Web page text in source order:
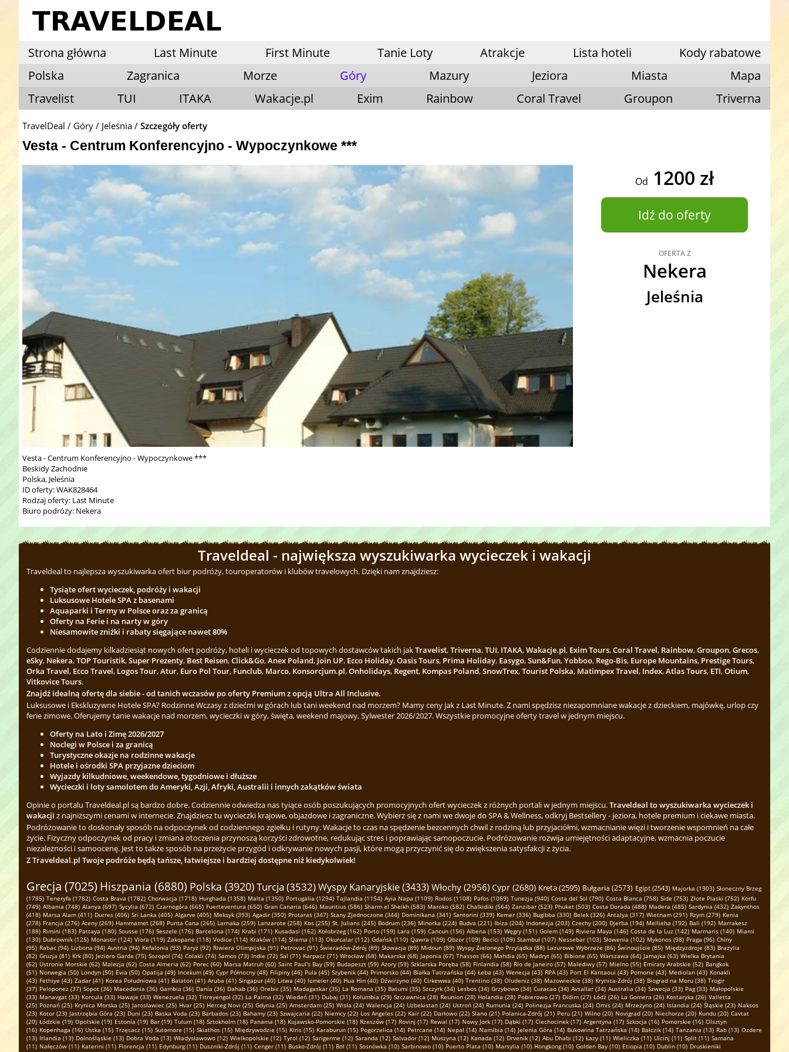
Strona główna Last Minute First Minute Tanie Loty Atrakcje Lista hoteli
Kody rabatowe
Polska
Zagranica Morze Góry Mazury Jeziora Miasta
Mapa
Travelist
TUI ITAKA Wakacje.pl Exim Rainbow Coral Travel Groupon Triverna
TravelDeal Góry Jeleśnia Szczegóły oferty
Vesta - Centrum Konferencyjno - Wypoczynkowe ***
Od 1200 zł
Idź do oferty
OFERTA Z
Nekera
Jeleśnia
Vesta - Centrum Konferencyjno - Wypoczynkowe ***
Beskidy Zachodnie
Polska, Jeleśnia
ID oferty: WAK828464
Rodzaj oferty: Last Minute
Biuro podróży: Nekera
Traveldeal - największa wyszukiwarka wycieczek i wakacji
Traveldeal to najlepsza wyszukiwarka ofert biur podróży, touroperatorów i klubów travelowych. Dzięki nam znajdziesz:
Tysiąte ofert wycieczek, podróży i wakacji
Luksusowe Hotele SPA z basenami
Aquaparki i Termy w Polsce oraz za granicą
Oferty na Ferie i na narty w góry
Niesamowite zniżki i rabaty sięgające nawet 80%
Codziennie dodajemy kilkadziesiąt nowych ofert podróży, hoteli i wycieczek od topowych dostawców takich jakTravelist,Triverna,TUI, ITAKA,Wakacje.pl, Exim Tours,Coral Travel, Rainbow,Groupon,Grecos,
eSky, Nekera,TOP Touristik,Super Prezenty, Best Reisen,Click&Go,Anex Poland, Join UP, Ecco Holiday,Oasis Tours, Prima Holiday, Easygo,Sun&Fun,Yobboo, Rego-Bis, Europe Mountains, Prestige Tours,
Orka Travel, Ecco Travel, Logos Tour,Atur, Euro Pol Tour, Funclub, Marco, Konsorcjum.pl,Onholidays, Regent, Kompas Poland,SnowTrex,Tourist Polska, Matimpex Travel, Index,Atlas Tours, ETI,Otium,
Vitkovice Tours.
Znajdź idealną ofertę dla siebie - od tanich wczasów po oferty Premium z opcją Ultra All Inclusive.
Luksusowe i Ekskluzywne Hotele SPA? Rodzinne Wczasy z dziećmi w górach lub tani weekend nad morzem? Mamy ceny jak z Last Minute. Z nami spędzisz niezapomniane wakacje z dzieckiem, majówkę, urlop czy
ferie zimowe. Oferujemy tanie wakacje nad morzem, wycieczki w góry, święta, weekend majowy, Sylwester 2026/2027. Wszystkie promocyjne oferty travel w jednym miejscu.
Oferty na Lato i Zimę 2026/2027
Noclegi w Polsce i za granicą
Turystyczne okazje na rodzinne wakacje
Hotele i ośrodki SPA przyjazne dzieciom
Wyjazdy kilkudniowe, weekendowe, tygodniowe i dłuższe
Wycieczki i loty samolotem do Ameryki, Azji, Afryki, Australii i innych zakątków świata
Opinie o portalu Traveldeal.pl są bardzo dobre. Codziennie odwiedza nas tyiące osób poszukujących promocyjnych ofert wycieczek z różnych portali w jednym miejscu.Traveldeal to wyszukiwarka wycieczek i
wakacji z najniższymi cenami w internecie. Znajdziesz tu wycieczki krajowe, objazdowe i zagraniczne. Wybierz się z nami we dwoje do SPA & Wellness, odkryj Bestsellery - jeziora, hotele premium i ciekawe miasta.
Podróżowanie to doskonały sposób na odpoczynek od codziennego zgiełku i rutyny. Wakacje to czas na spędzenie bezcennych chwil z rodziną lub przyjaciółmi, wzmacnianie więzi i tworzenie wspomnień na całe
życie. Fizyczny odpoczynek od pracy i zmiana otoczenia przynoszą korzyści zdrowotne, redukując stres i poprawiając samopoczucie. Podróżowanie rozwija umiejętności adaptacyjne, wzmacnia poczucie
niezależności i samoocenę. Jest to także sposób na przeżycie przygód i odkrywanie nowych pasji, które mogą przyczynić się do zwiększenia satysfakcji z życia.
Z Traveldeal.pl Twoje podróże będą tańsze, łatwiejsze i bardziej dostępne niż kiedykolwiek!
Grecja (7025) Hiszpania (6880) Polska (3920)Turcja (3532)Wyspy Kanaryjskie (3433) Włochy (2956) Cypr (2680) Kreta (2595) Bułgaria (2573) Egipt (2543) Majorka (1903) Słoneczny Brzeg
(1785) Teneryfa (1782) Costa Brava (1782) Chorwacja (1718) Hurghada (1358) Malta (1350) Portugalia (1294) Tajlandia (1154) Ayia Napa (1109) Rodos (1108) Pafos (1069) Tunezja (940) Costa del Sol (790) Costa Blanca (758) Side (753) Złote Piaski (752) Korfu
(749) Albania (748) Alanya (697) Sycylia (672) Czarnogóra (665) Fuerteventura (650) Gran Canaria (646) Mauritius (586) Sharm el Sheikh (583) Maroko (582) Chalkidiki (564) Zanzibar (523) Phuket (503) Costa Dorada (488) Madera (485) Sardynia (432) Zakynthos
(418) Marsa Alam (411) Durres (406) Sri Lanka (405) Algarve (405) Meksyk (393) Agadir (350) Protaras (347) Stany Zjednoczone (344) Dominikana (341) Santorini (339) Kemer (336) Bugibba (330) Belek (326) Antalya (317) Wietnam (291) Rzym (279) Kenia
(278) Francja (276) Ateny (269) Hammamet (268) Punta Cana (265) Larnaka (259) Lanzarote (258) Kos (255) St. Julians (245) Bodrum (236) Minorka (224) Budva (221) Ibiza (204) Indonezja (203) Czechy (200) Djerba (194) Mellieha (192) Bali (192) Marrakesz
(188) Rimini (183) Pattaya (180) Sousse (176) Seszele (176) Barcelona (174) Krabi (171) Kusadasi (162) Kołobrzeg (162) Porto (159) Lara (159) Cancun (156) Albena (153) Węgry (151) Golem (149) Riviera Maya (146) Costa de la Luz (142) Marmaris (140) Miami
(130) Dubrownik (125) Monastir (124) Vlora (119) Zakopane (118) Vodice (114) Kraków (114) Sliema (113) Okurcalar (112) Gdańsk (110) Qawra (109) Obzor (109) Becici (109) Stambuł (107) Nessebar (103) Słowenia (102) Mykonos (98) Praga (96) Chiny
(95) Rabac (94) Lizbona (94) Austria (94) Kefalonia (93) Paryż (92) Riwiera Olimpijska (91) Petrovac (91) Świeradów-Zdrój (89) Słowacja (89) Midoun (89) Wyspy Zielonego Przylądka (88) Lazurowe Wybrzeże (86) Świnoujście (85) Międzyzdroje (83) Brazylia
(82) Gruzja (81) Krk (80) Jezioro Garda (75) Sozopol (74) Colakli (74) Samos (73) Indie (72) Sal (71) Karpacz (71) Wrocław (68) Makarska (68) Japonia (67) Thassos (66) Mahdia (65) Madryt (65) Bibione (65) Warszawa (64) Jamajka (63) Wielka Brytania
(62) Ustronie Morskie (62) Malezja (62) Costa Almeria (62) Porec (60) Marsa Matruh (60) Saint Paul’s Bay (59) Budapeszt (59) Azory (59) Szklarska Poręba (58) Finlandia (58) Rio de Janeiro (57) Malediwy (57) Mielno (55) Emiraty Arabskie (52) Bangkok
(51) Norwegia (50) Londyn (50) Evia (50) Opatija (49) Incekum (49) Cypr Północny (48) Filipiny (46) Pula (45) Szybenik (44) Primorsko (44) Białka Tatrzańska (44) Łeba (43) Wenecja (43) RPA (43) Port El Kantaoui (43) Pomorie (43) Mediolan (43) Konakli
(43) Fethiye (43) Zadar (41) Korea Południowa (41) Balaton (41) Aruba (41) Singapur (40) Litwa (40) Icmeler (40) Hua Hin (40) Dźwirzyno (40) Cirkewwa (40) Trentino (38) Oludeniz (38) Mazowieckie (38) Krynica-Zdrój (38) Biograd na Moru (38) Trogir
(37) Peloponez (37) Sopot (36) Macedonia (36) Gambia (36) Dania (36) Dahab (36) Orebic (35) Madagaskar (35) La Romana (35) Batumi (35) Szczyrk (34) Lesbos (34) Grzybowo (34) Curacao (34) Avsallar (34) Australia (34) Szwecja (33) Pag (33) Małopolskie
(33) Manavgat (33) Korcula (33) Hawaje (33) Wenezuela (32) Titreyengol (32) La Palma (32) Wiedeń (31) Dubaj (31) Kolumbia (29) Szczawnica (28) Reunion (28) Holandia (28) Pobierowo (27) Didim (27) Łódź (26) La Gomera (26) Kostaryka (26) Valletta
(25) Poznań (25) Krynica Morska (25) Jarosławiec (25) Hvar (25) Herceg Novi (25) Gdynia (25) Amsterdam (25) Wisła (24) Walencja (24) Uzbekistan (24) Ustroń (24) Rumunia (24) Polinezja Francuska (24) Omis (24) Mrzeżyno (24) Islandia (24) Śląskie (23) Naksos
(23) Kotor (23) Jastrzębia Góra (23) Duni (23) Baska Voda (23) Barbados (23) Bahamy (23) Szwajcaria (22) Niemcy (22) Los Angeles (22) Kair (22) Darłowo (22) Slano (21) Polanica-Zdrój (21) Peru (21) Wilno (20) Novigrad (20) Niechorze (20) Kundu (20) Cavtat
(20) Łódzkie (19) Opolskie (19) Estonia (19) Bar (19) Tulum (18) Sztokholm (18) Panama (18) Kujawsko-Pomorskie (18) Rzeszów (17) Rovinj (17) Rewal (17) Nowy Jork (17) Dąbki (17) Ciechocinek (17) Argentyna (17) Szkocja (16) Pomorskie (16) Olsztyn
(16) Kopenhaga (16) Ustka (15) Trzęsacz (15) Sutomore (15) Skiathos (15) Międzywodzie (15) Kiris (15) Karaburun (15) Pogorzelica (14) Petrcane (14) Nepal (14) Namibia (14) Jelenia Góra (14) Bukowina Tatrzańska (14) Bałczik (14) Tanzania (13) Rab (13) Ozdere
(13) Irlandia (13) Dolnośląskie (13) Dobra Voda (13) Władysławowo (12) Wielkopolskie (12) Tyrol (12) Sarigerme (12) Saranda (12) Salvador (12) Muszyna (12) Kanada (12) Drvenik (12) Abu Dhabi (12) Łazy (11) Wieliczka (11) Ulcinj (11) Split (11) Samana
(11) Nałęczów (11) Katerini (11) Florencja (11) Edynburg (11) Duszniki-Zdrój (11) Cenger (11) Busko-Zdrój (11) Bol (11) Sosnówka (10) Sarbinowo (10) Puerto Plata (10) Marsylia (10) Hongkong (10) Golden Bay (10) Etiopia (10) Dublin (10) Druskieniki